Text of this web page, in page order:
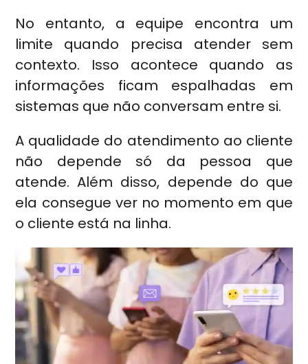
No entanto, a equipe encontra um
limite quando precisa atender sem
contexto. Isso acontece quando as
informações ficam espalhadas em
sistemas que não conversam entre si.
A qualidade do atendimento ao cliente
não depende só da pessoa que
atende. Além disso, depende do que
ela consegue ver no momento em que
o cliente está na linha.